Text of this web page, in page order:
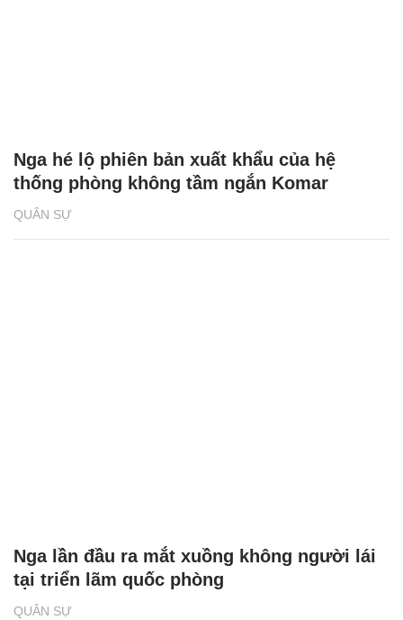
QUÂN SỰ
Nga hé lộ phiên bản xuất khẩu của hệ
thống phòng không tầm ngắn Komar
QUÂN SỰ
Nga lần đầu ra mắt xuồng không người lái
tại triển lãm quốc phòng